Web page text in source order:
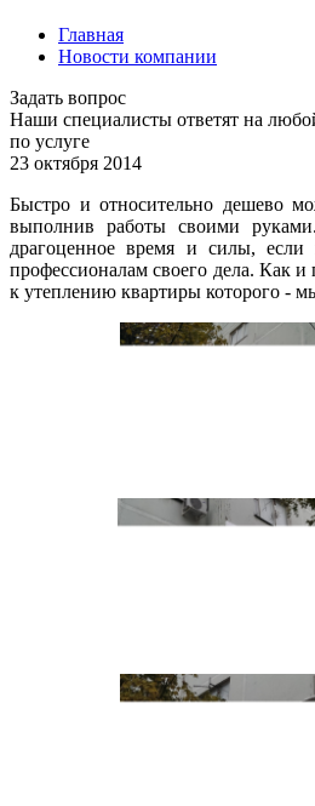
Главная
Новости компании
Задать вопрос
Наши специалисты ответят на
по услуге
23 октября 2014
Быстро и относительно дешево
выполнив работы своими
драгоценное время и силы,
профессионалам своего дела. Как
к утеплению квартиры которого -